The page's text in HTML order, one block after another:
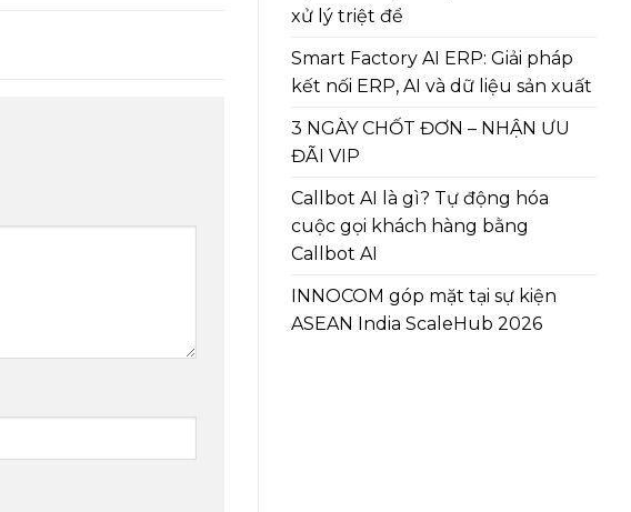
xử lý triệt để
Smart Factory AI ERP: Giải pháp
kết nối ERP, AI và dữ liệu sản xuất
3 NGÀY CHỐT ĐƠN – NHẬN ƯU
ĐÃI VIP
Callbot AI là gì? Tự động hóa
cuộc gọi khách hàng bằng
Callbot AI
INNOCOM góp mặt tại sự kiện
ASEAN India ScaleHub 2026